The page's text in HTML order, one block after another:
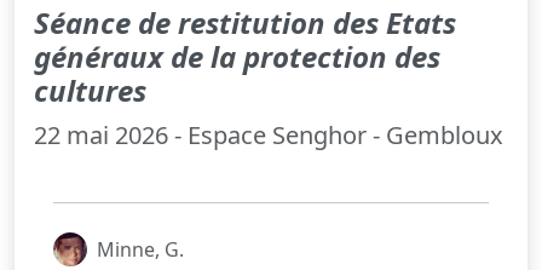
Séance de restitution des Etats
généraux de la protection des
cultures
22 mai 2026 - Espace Senghor - Gembloux
Minne, G.